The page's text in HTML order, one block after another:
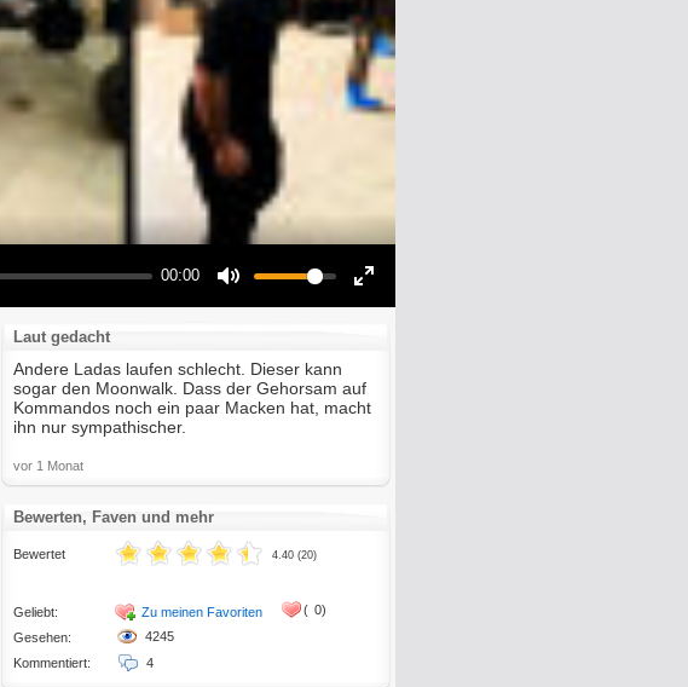
00:00
Laut gedacht
Andere Ladas laufen schlecht. Dieser kann
sogar den Moonwalk. Dass der Gehorsam auf
Kommandos noch ein paar Macken hat, macht
ihn nur sympathischer.
vor 1 Monat
Bewerten, Faven und mehr
Bewertet
Geliebt:
Gesehen:
Kommentiert:
4.40 (20)
Zu meinen Favoriten
4245
4
( 0)